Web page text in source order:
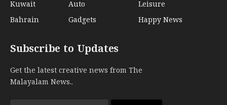
Kuwait
Bahrain
Auto
Gadgets
Leisure
Happy News
Subscribe to Updates
Get the latest creative news from The
Malayalam News..